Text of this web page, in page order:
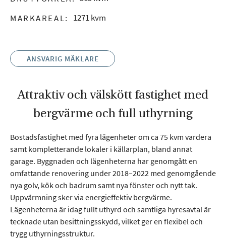
MARKAREAL:
1271 kvm
ANSVARIG MÄKLARE
Attraktiv och välskött fastighet med
bergvärme och full uthyrning
Bostadsfastighet med fyra lägenheter om ca 75 kvm vardera
samt kompletterande lokaler i källarplan, bland annat
garage. Byggnaden och lägenheterna har genomgått en
omfattande renovering under 2018–2022 med genomgående
nya golv, kök och badrum samt nya fönster och nytt tak.
Uppvärmning sker via energieffektiv bergvärme.
Lägenheterna är idag fullt uthyrd och samtliga hyresavtal är
tecknade utan besittningsskydd, vilket ger en flexibel och
trygg uthyrningsstruktur.
Statistik
Cookies för
statistik hjälper
webbplatsägare
besökare
interagerar med
webbplatser
genom att
samla och
rapportera in
information
anonymt.